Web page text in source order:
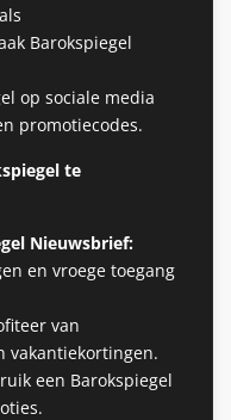
Barokspiegel
op sociale media
promotiecodes.
te
Nieuwsbrief:
en vroege toegang
van
vakantiekortingen.
een Barokspiegel